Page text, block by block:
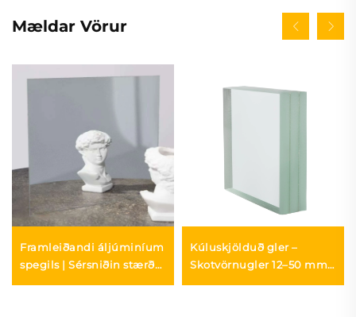
Mældar Vörur
Framleiðandi áljúminíum
spegils | Sérsniðin stærð
Kúluskjölduð gler –
Skotvörnugler 12–50 mm |